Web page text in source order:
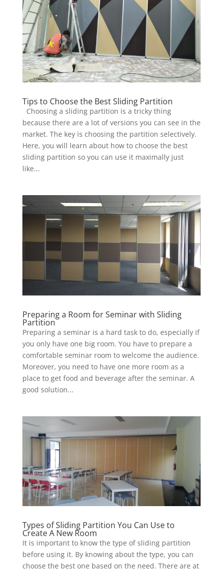
Tips to Choose the Best Sliding Partition
Choosing a sliding partition is a tricky thing
because there are a lot of versions you can see in the
market. The key is choosing the partition selectively.
Here, you will learn about how to choose the best
sliding partition so you can use it maximally just
like...
Preparing a Room for Seminar with Sliding
Partition
Preparing a seminar is a hard task to do, especially if
you only have one big room. You have to prepare a
comfortable seminar room to welcome the audience.
Moreover, you need to have one more room as a
place to get food and beverage after the seminar. A
good solution...
Types of Sliding Partition You Can Use to
Create A New Room
It is important to know the type of sliding partition
before using it. By knowing about the type, you can
choose the best one based on the need. There are at